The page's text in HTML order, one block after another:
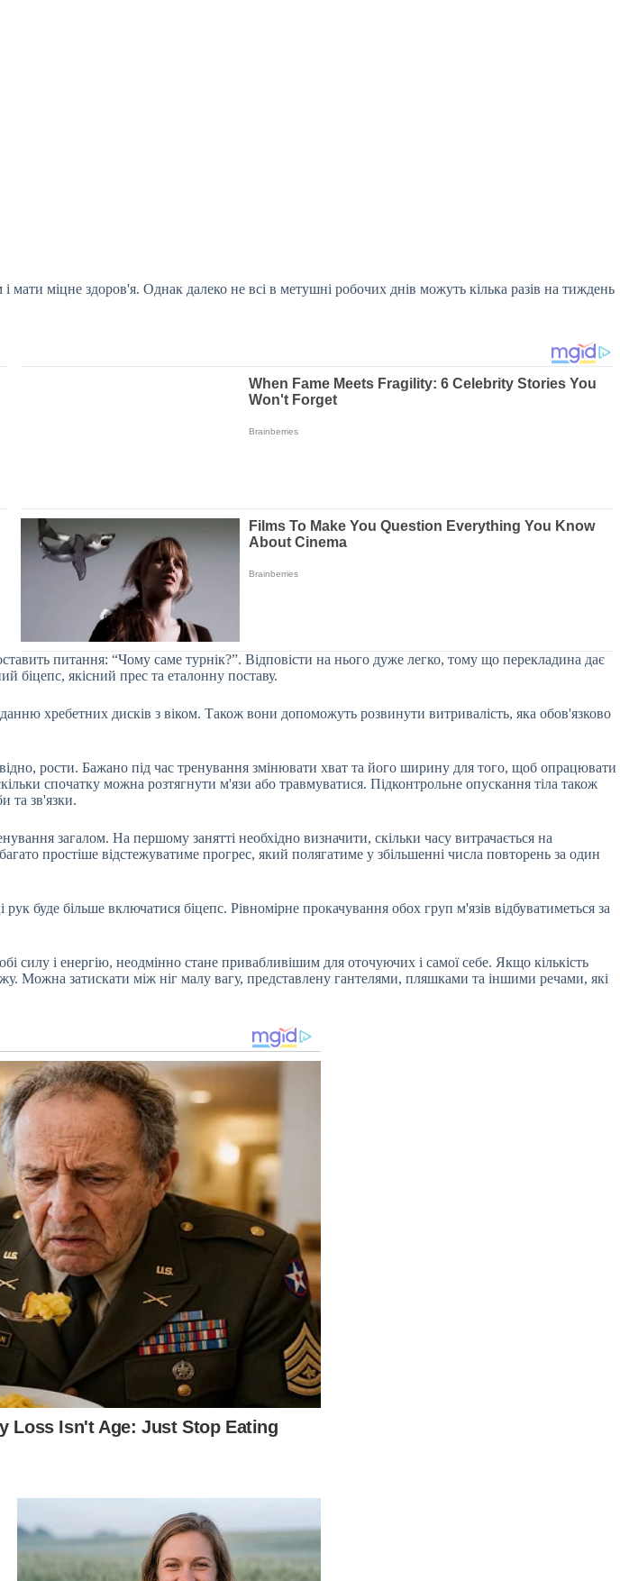
міцне здоров'я. Однак далеко не всі в метушні робочих днів можуть кілька разів на тиждень
питання: “Чому саме турнік?”. Відповісти на нього дуже легко, тому що перекладина дає
якісний прес та еталонну поставу.
хребетних дисків з віком. Також вони допоможуть розвинути витривалість, яка обов'язково
рости. Бажано під час тренування змінювати хват та його ширину для того, щоб опрацювати
спочатку можна розтягнути м'язи або травмуватися. Підконтрольне опускання тіла також
та зв'язки.
загалом. На першому занятті необхідно визначити, скільки часу витрачається на
простіше відстежуватиме прогрес, який полягатиме у збільшенні числа повторень за один
більше включатися біцепс. Рівномірне прокачування обох груп м'язів відбуватиметься за
силу і енергію, неодмінно стане привабливішим для оточуючих і самої себе. Якщо кількість
Можна затискати між ніг малу вагу, представлену гантелями, пляшками та іншими речами, які